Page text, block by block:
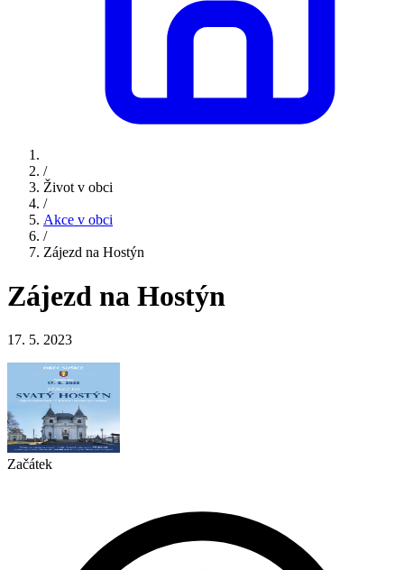
/
Život v obci
/
Akce v obci
/
Zájezd na Hostýn
Zájezd na Hostýn
17. 5. 2023
Začátek